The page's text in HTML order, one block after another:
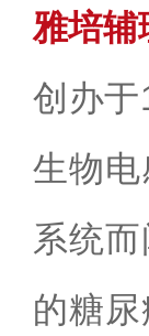
雅培辅
创办
生物
系统
的糖